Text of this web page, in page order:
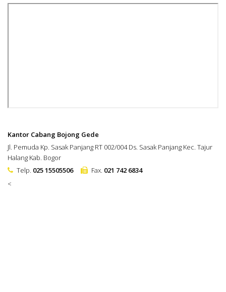
Kantor Cabang Bojong Gede
Jl. Pemuda Kp. Sasak Panjang RT 002/004 Ds. Sasak Panjang Kec. Tajur
Halang Kab. Bogor
Telp. 025 15505506 Fax. 021 742 6834
<